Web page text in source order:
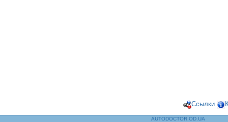
Ссылки
AUTODOCTOR.OD.UA